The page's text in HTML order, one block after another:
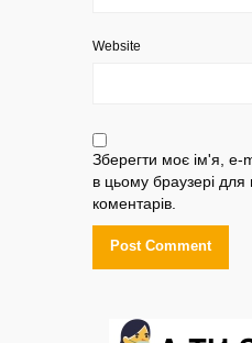
Website
Зберегти моє ім'я, e-
в цьому браузері
коментарів.